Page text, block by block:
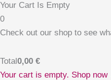
Your Cart Is Empty
0
Check out our shop to see
Total0,00 €
Your cart is empty. Shop